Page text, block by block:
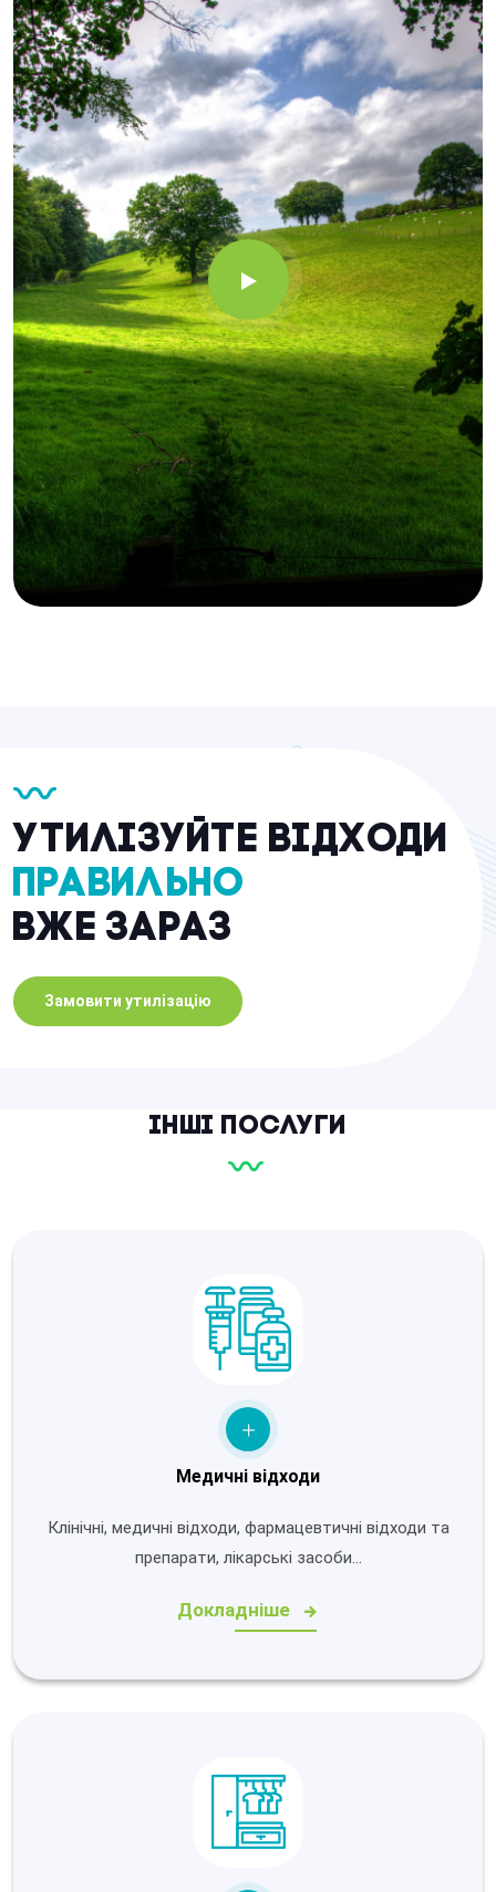
Утилізуйте відходи
правильно
вже зараз
Замовити утилізацію
Інші послуги
Медичні відходи
Клінічні, медичні відходи, фармацевтичні відходи та
препарати, лікарські засоби…
Докладніше